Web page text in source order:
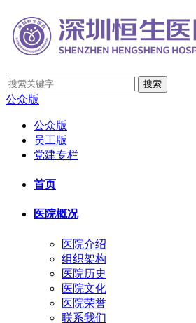
公众版
公众版
员工版
党建专栏
首页
医院概况
医院介绍
组织架构
医院历史
医院文化
医院荣誉
联系我们